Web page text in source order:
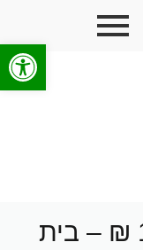
פתח
גינות גג החל מ-199 ₪ – בית